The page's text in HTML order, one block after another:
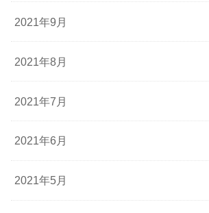
2021年9月
2021年8月
2021年7月
2021年6月
2021年5月